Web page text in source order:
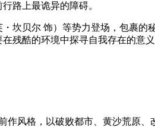
路上最诡异的障碍。
坎贝尔 饰）等势力登场，包裹
残酷的环境中探寻自我存在的意义
作风格，以破败都市、黄沙荒原